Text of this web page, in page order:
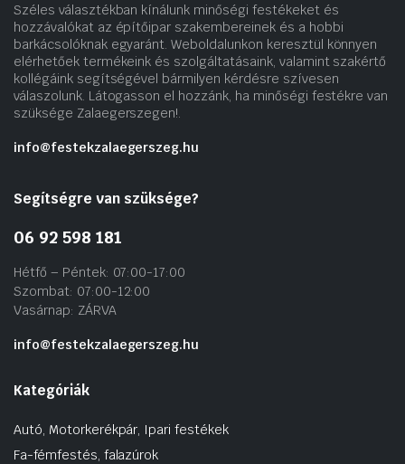
Széles választékban kínálunk minőségi festékeket és
hozzávalókat az építőipar szakembereinek és a hobbi
barkácsolóknak egyaránt. Weboldalunkon keresztül könnyen
elérhetőek termékeink és szolgáltatásaink, valamint szakértő
kollégáink segítségével bármilyen kérdésre szívesen
válaszolunk. Látogasson el hozzánk, ha minőségi festékre van
szüksége Zalaegerszegen!.
info@festekzalaegerszeg.hu
Segítségre van szüksége?
06 92 598 181
Hétfő – Péntek: 07:00-17:00
Szombat: 07:00-12:00
Vasárnap: ZÁRVA
info@festekzalaegerszeg.hu
Kategóriák
Autó, Motorkerékpár, Ipari festékek
Fa-fémfestés, falazúrok